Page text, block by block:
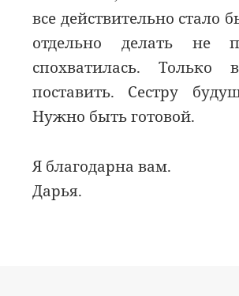
все действительно стало
отдельно делать не
спохватилась.
поставить. Сестру
Нужно быть готовой.
Я благодарна вам.
Дарья.